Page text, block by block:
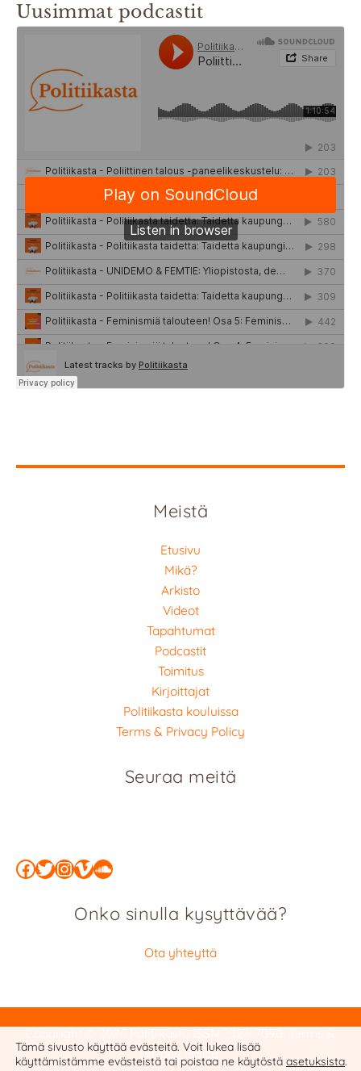
Uusimmat podcastit
Meistä
Etusivu
Mikä?
Arkisto
Videot
Tapahtumat
Podcastit
Toimitus
Kirjoittajat
Politiikasta kouluissa
Terms & Privacy Policy
Seuraa meitä
Facebook
Twitter
Instagram
Vimeo
SoundCloud
Onko sinulla kysyttävää?
Ota yhteyttä
Privacy Policy
Tämä sivusto käyttää evästeitä. Voit lukea lisää
käyttämistämme evästeistä tai poistaa ne käytöstä asetuksista.